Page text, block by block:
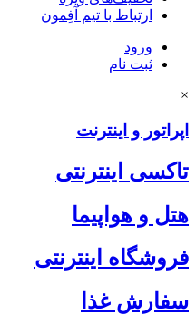
ارتباط با تیم آفِمون
ورود
ثبت نام
×
اپراتور و اینترنت
تاکسی اینترنتی
هتل و هواپیما
فروشگاه اینترنتی
سفارش غذا